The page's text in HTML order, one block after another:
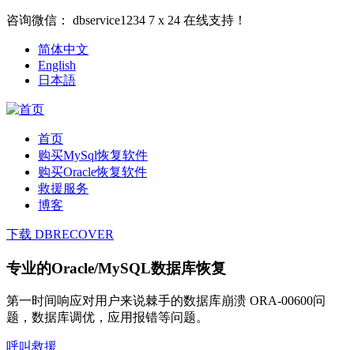
咨询微信： dbservice1234 7 x 24 在线支持！
简体中文
English
日本語
首页
购买MySql恢复软件
购买Oracle恢复软件
救援服务
博客
下载 DBRECOVER
专业的Oracle/MySQL数据库恢复
第一时间响应对用户来说棘手的数据库崩溃 ORA-00600问
题，数据库调优，应用报错等问题。
呼叫救援